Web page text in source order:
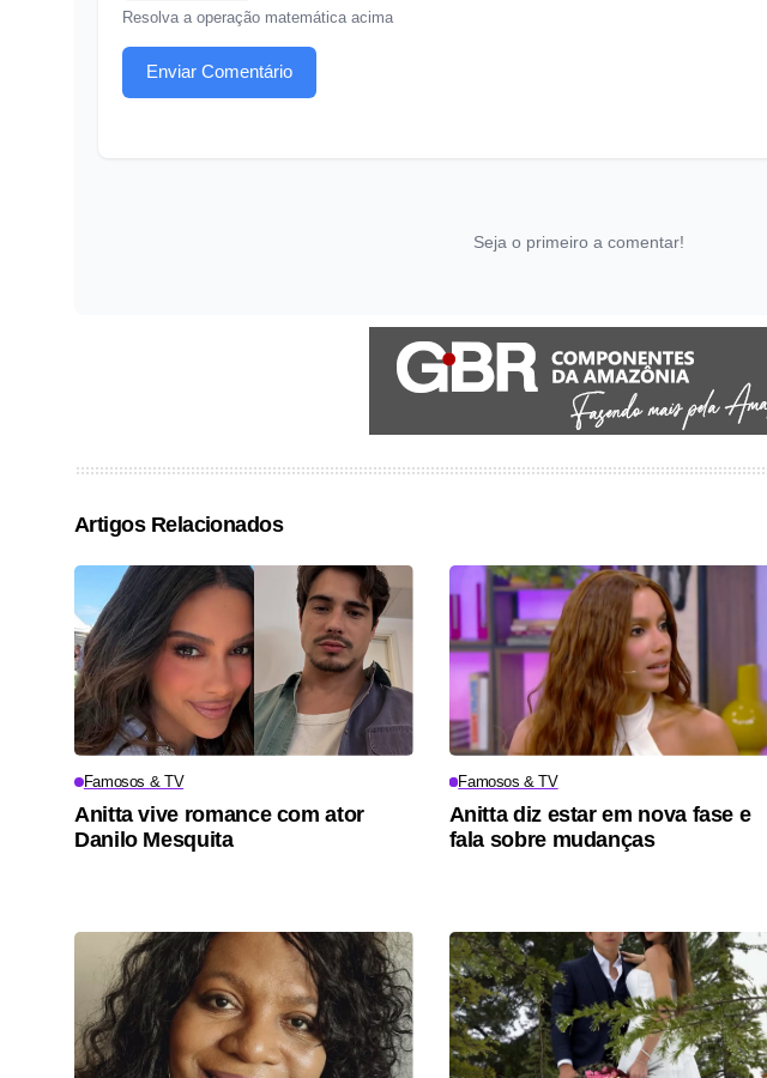
Resolva a operação matemática acima
Enviar Comentário
Seja o primeiro a comentar!
Artigos Relacionados
Famosos & TV
Anitta vive romance com ator
Danilo Mesquita
Famosos & TV
Anitta diz estar em nova fase e
fala sobre mudanças